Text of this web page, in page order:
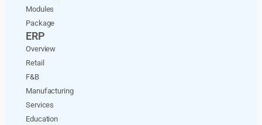
Modules
Package
ERP
Overview
Retail
F&B
Manufacturing
Services
Education